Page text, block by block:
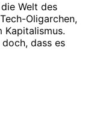
Welt des
Oligarchen,
Kapitalismus.
dass es